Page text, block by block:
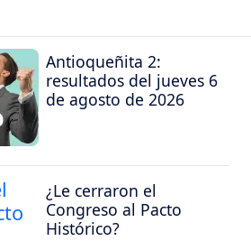
Antioqueñita 2:
resultados del jueves 6
de agosto de 2026
¿Le cerraron el
Congreso al Pacto
Histórico?